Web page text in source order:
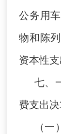
公务用
物和陈
资本性支
七、
费支出
（